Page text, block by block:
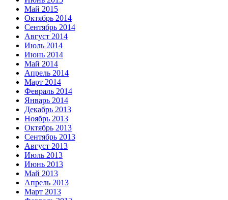
Май 2015
Октябрь 2014
Сентябрь 2014
Август 2014
Июль 2014
Июнь 2014
Май 2014
Апрель 2014
Март 2014
Февраль 2014
Январь 2014
Декабрь 2013
Ноябрь 2013
Октябрь 2013
Сентябрь 2013
Август 2013
Июль 2013
Июнь 2013
Май 2013
Апрель 2013
Март 2013